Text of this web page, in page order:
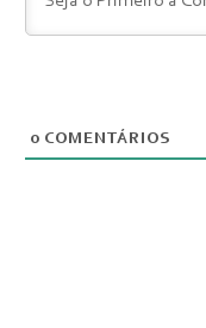
0 COMENTÁRIOS